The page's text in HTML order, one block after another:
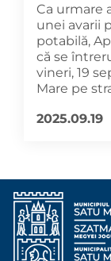
Ca urmare
unei avarii
potabilă,
că se
vineri, 19
Mare pe
2025.09.19